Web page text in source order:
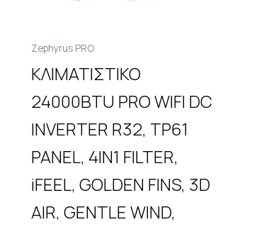
Ζephyrus PRO
ΚΛΙΜΑΤΙΣΤΙΚΟ
24000BTU PRO WIFI DC
INVERTER R32, TP61
PANEL, 4IN1 FILTER,
iFEEL, GOLDEN FINS, 3D
AIR, GENTLE WIND,